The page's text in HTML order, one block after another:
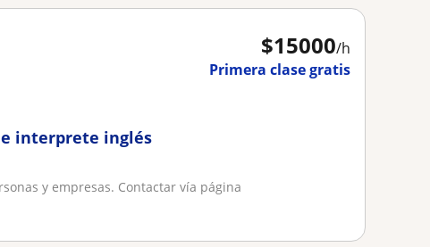
$15000/h
Primera clase gratis
interprete inglés
y empresas. Contactar vía página